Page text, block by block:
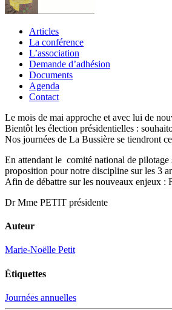
Articles
La conférence
L’association
Demande d’adhésion
Documents
Agenda
Contact
Le mois de mai approche et avec lui de
Bientôt les élection présidentielles :
Nos journées de La Bussière se tiendront
En attendant le comité national de pilotage
proposition pour notre discipline sur les 3
Afin de débattre sur les nouveaux enjeux :
Dr Mme PETIT présidente
Auteur
Marie-Noëlle Petit
Étiquettes
Journées annuelles